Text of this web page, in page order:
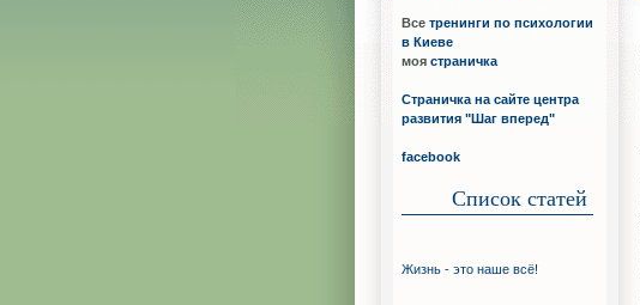
Все тренинги по психологии
в Киеве
моя страничка
Страничка на сайте центра
развития "Шаг вперед"
facebook
Список статей
Жизнь - это наше всё!